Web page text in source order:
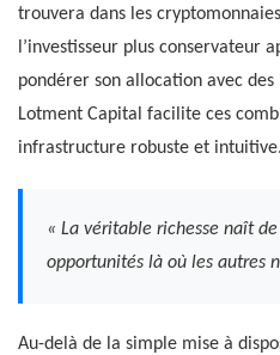
trouvera dans les
l’investisseur plus conservateur
pondérer son allocation avec
Lotment Capital facilite ces
infrastructure robuste et intuitive.
« La véritable richesse naît
opportunités là où les autres
Au-delà de la simple mise à